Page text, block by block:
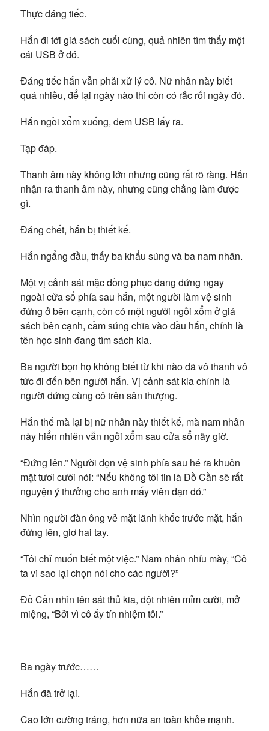
Thực đáng tiếc.
Hắn đi tới giá sách cuối cùng, quả nhiên tìm thấy một
cái USB ở đó.
Đáng tiếc hắn vẫn phải xử lý cô. Nữ nhân này biết
quá nhiều, để lại ngày nào thì còn có rắc rối ngày đó.
Hắn ngồi xổm xuống, đem USB lấy ra.
Tạp đáp.
Thanh âm này không lớn nhưng cũng rất rõ ràng. Hắn
nhận ra thanh âm này, nhưng cũng chẳng làm được
gì.
Đáng chết, hắn bị thiết kế.
Hắn ngẩng đầu, thấy ba khẩu súng và ba nam nhân.
Một vị cảnh sát mặc đồng phục đang đứng ngay
ngoài cửa sổ phía sau hắn, một người làm vệ sinh
đứng ở bên cạnh, còn có một người ngồi xổm ở giá
sách bên cạnh, cầm súng chĩa vào đầu hắn, chính là
tên học sinh đang tìm sách kia.
Ba người bọn họ không biết từ khi nào đã vô thanh vô
tức đi đến bên người hắn. Vị cảnh sát kia chính là
người đứng cùng cô trên sân thượng.
Hắn thế mà lại bị nữ nhân này thiết kế, mà nam nhân
này hiển nhiên vẫn ngồi xổm sau cửa sổ nãy giờ.
“Đứng lên.” Người dọn vệ sinh phía sau hé ra khuôn
mặt tươi cười nói: “Nếu không tôi tin là Đồ Cần sẽ rất
nguyện ý thưởng cho anh mấy viên đạn đó.”
Nhìn người đàn ông vẻ mặt lãnh khốc trước mặt, hắn
đứng lên, giơ hai tay.
“Tôi chỉ muốn biết một việc.” Nam nhân nhíu mày, “Cô
ta vì sao lại chọn nói cho các người?”
Đồ Cần nhìn tên sát thủ kia, đột nhiên mỉm cười, mở
miệng, “Bởi vì cô ấy tín nhiệm tôi.”
Ba ngày trước……
Hắn đã trở lại.
Cao lớn cường tráng, hơn nữa an toàn khỏe mạnh.